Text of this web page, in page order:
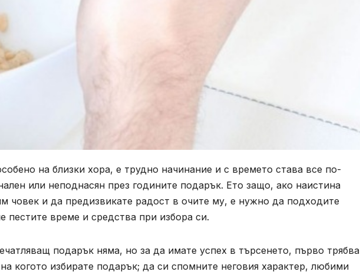
на близки хора, е трудно начинание и с времето става все по-
или неподнасян през годините подарък. Ето защо, ако наистина
човек и да предизвикате радост в очите му, е нужно да подходите
пестите време и средства при избора си.
подарък няма, но за да имате успех в търсенето, първо трябва
когото избирате подарък; да си спомните неговия характер, любими